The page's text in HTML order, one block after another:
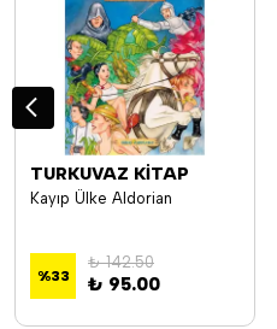
TURKUVAZ KİTAP
Kayıp Ülke Aldorian
%33
₺ 142.50
₺ 95.00